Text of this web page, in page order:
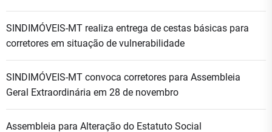
SINDIMÓVEIS-MT realiza entrega de cestas básicas para
corretores em situação de vulnerabilidade
SINDIMÓVEIS-MT convoca corretores para Assembleia
Geral Extraordinária em 28 de novembro
Assembleia para Alteração do Estatuto Social